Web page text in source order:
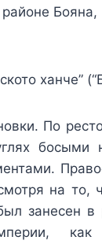
ханче”
По
босыми
на то,
занесен в